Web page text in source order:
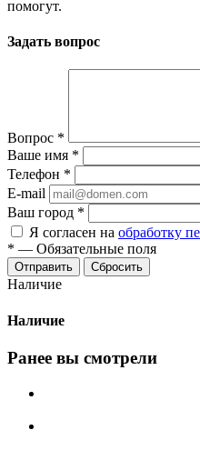
помогут.
Задать вопрос
Вопрос *
Ваше имя *
Телефон *
E-mail
Ваш город *
Я согласен на обработку
* — Обязательные поля
Сбросить
Наличие
Наличие
Ранее вы смотрели